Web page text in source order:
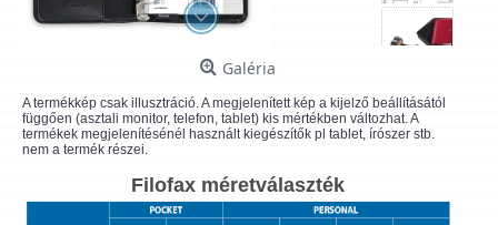
Galéria
A termékkép csak illusztráció. A megjelenített kép a kijelző beállításától
függően (asztali monitor, telefon, tablet) kis mértékben változhat. A
termékek megjelenítésénél használt kiegészítők pl tablet, írószer stb.
nem a termék részei.
Filofax méretválaszték